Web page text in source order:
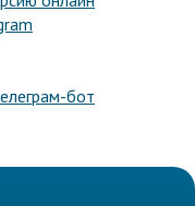
бот